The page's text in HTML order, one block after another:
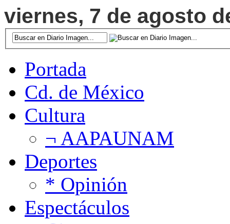
viernes, 7 de agosto
Portada
Cd. de México
Cultura
¬ AAPAUNAM
Deportes
* Opinión
Espectáculos